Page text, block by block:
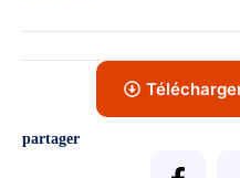
partager